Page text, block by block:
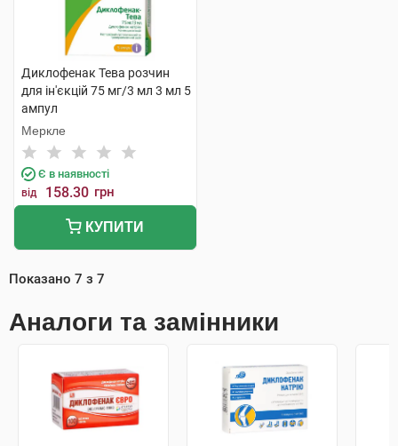
Диклофенак Тева розчин
для ін'єкцій 75 мг/3 мл 3 мл 5
ампул
Меркле
Є в наявності
від 158.30 грн
КУПИТИ
Показано 7 з 7
Аналоги та замінники